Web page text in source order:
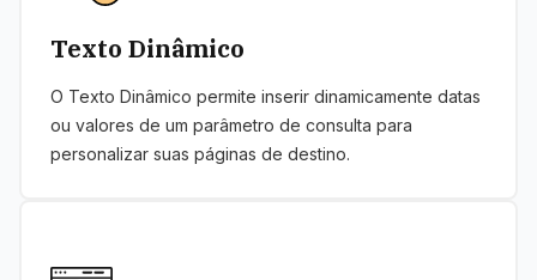
Texto Dinâmico
O Texto Dinâmico permite inserir dinamicamente datas
ou valores de um parâmetro de consulta para
personalizar suas páginas de destino.